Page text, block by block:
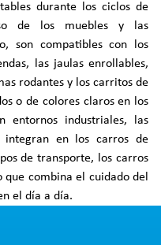
durante los ciclos de
de los muebles y las
son compatibles con los
las jaulas enrollables,
rodantes y los carritos de
o de colores claros en los
entornos industriales, las
integran en los carros de
de transporte, los carros
combina el cuidado del
el día a día.